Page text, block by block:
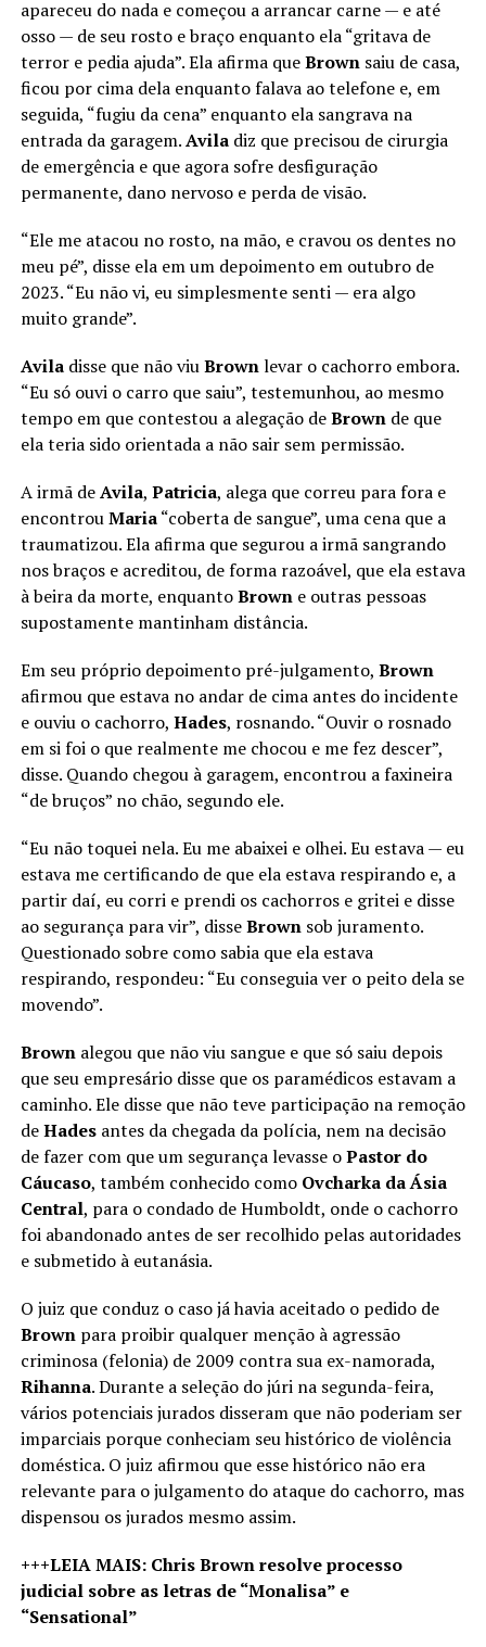
apareceu do nada e começou a arrancar carne — e até
osso — de seu rosto e braço enquanto ela “gritava de
terror e pedia ajuda”. Ela afirma queBrownsaiu de casa,
ficou por cima dela enquanto falava ao telefone e, em
seguida, “fugiu da cena” enquanto ela sangrava na
entrada da garagem.Aviladiz que precisou de cirurgia
de emergência e que agora sofre desfiguração
permanente, dano nervoso e perda de visão.
“Ele me atacou no rosto, na mão, e cravou os dentes no
meu pé”, disse ela em um depoimento em outubro de
2023. “Eu não vi, eu simplesmente senti — era algo
muito grande”.
Aviladisse que não viuBrownlevar o cachorro embora.
“Eu só ouvi o carro que saiu”, testemunhou, ao mesmo
tempo em que contestou a alegação deBrownde que
ela teria sido orientada a não sair sem permissão.
A irmã deAvila, Patricia, alega que correu para fora e
encontrouMaria“coberta de sangue”, uma cena que a
traumatizou. Ela afirma que segurou a irmã sangrando
nos braços e acreditou, de forma razoável, que ela estava
à beira da morte, enquantoBrowne outras pessoas
supostamente mantinham distância.
Em seu próprio depoimento pré-julgamento, Brown
afirmou que estava no andar de cima antes do incidente
e ouviu o cachorro, Hades, rosnando. “Ouvir o rosnado
em si foi o que realmente me chocou e me fez descer”,
disse. Quando chegou à garagem, encontrou a faxineira
“de bruços” no chão, segundo ele.
“Eu não toquei nela. Eu me abaixei e olhei. Eu estava — eu
estava me certificando de que ela estava respirando e, a
partir daí, eu corri e prendi os cachorros e gritei e disse
ao segurança para vir”, disseBrownsob juramento.
Questionado sobre como sabia que ela estava
respirando, respondeu: “Eu conseguia ver o peito dela se
movendo”.
Brownalegou que não viu sangue e que só saiu depois
que seu empresário disse que os paramédicos estavam a
caminho. Ele disse que não teve participação na remoção
deHadesantes da chegada da polícia, nem na decisão
de fazer com que um segurança levasse oPastor do
Cáucaso, também conhecido como Ovcharka da Ásia
Central, para o condado de Humboldt, onde o cachorro
foi abandonado antes de ser recolhido pelas autoridades
e submetido à eutanásia.
O juiz que conduz o caso já havia aceitado o pedido de
Brownpara proibir qualquer menção à agressão
criminosa (felonia) de 2009 contra sua ex-namorada,
Rihanna. Durante a seleção do júri na segunda-feira,
vários potenciais jurados disseram que não poderiam ser
imparciais porque conheciam seu histórico de violência
doméstica. O juiz afirmou que esse histórico não era
relevante para o julgamento do ataque do cachorro, mas
dispensou os jurados mesmo assim.
+++LEIA MAIS: Chris Brown resolve processo
judicial sobre as letras de “Monalisa” e
“Sensational”